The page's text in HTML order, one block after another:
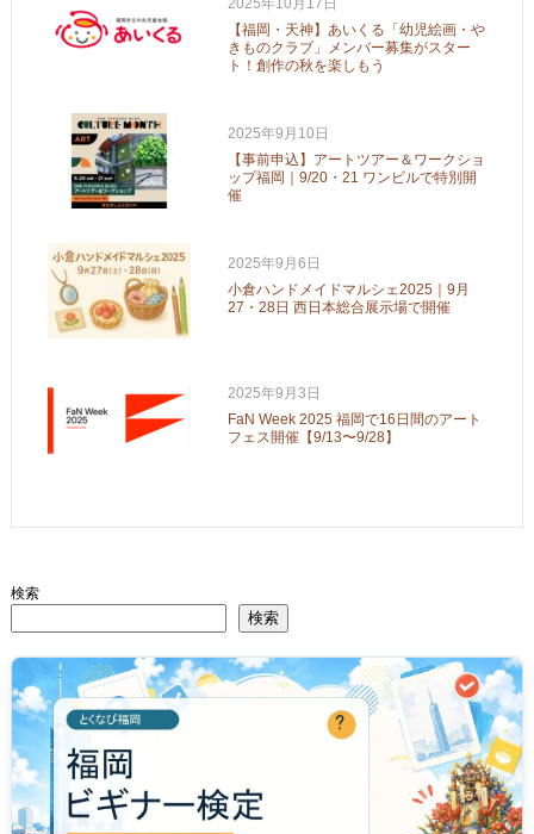
【福岡・天神】あいくる「幼児絵画・や
きものクラブ」メンバー募集がスター
ト！創作の秋を楽しもう
2025年9月10日
【事前申込】アートツアー＆ワークショ
ップ福岡｜9/20・21 ワンビルで特別開
催
2025年9月6日
小倉ハンドメイドマルシェ2025｜9月
27・28日 西日本総合展示場で開催
2025年9月3日
FaN Week 2025 福岡で16日間のアート
フェス開催【9/13〜9/28】
検索
検索